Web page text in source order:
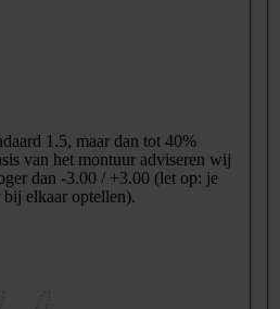
1.5, maar dan tot 40%
van het montuur adviseren wij
dan -3.00 / +3.00 (let op: je
elkaar optellen).